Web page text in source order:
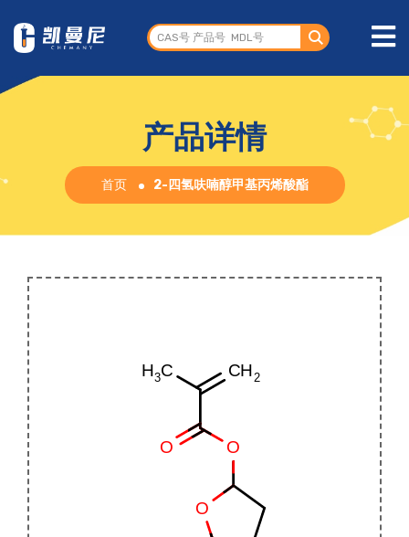
产品详情
首页 2-四氢呋喃醇甲基丙烯酸酯